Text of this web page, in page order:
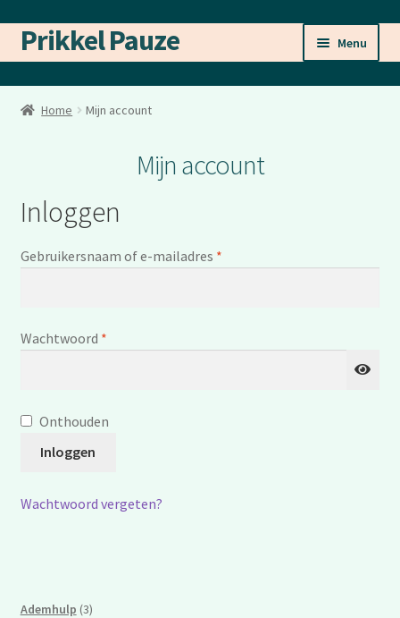
Ga
door
navigatie
Ga
naar
inhoud
Prikkel Pauze Menu
Tools
Research
Home Mijn account
Mijn account
Inloggen
Gebruikersnaam of e-mailadres *Vereist
Wachtwoord *Vereist
Onthouden
Inloggen
Wachtwoord vergeten?
Ademhulp 33